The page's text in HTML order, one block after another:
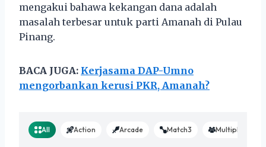
mengakui bahawa kekangan dana adalah
masalah terbesar untuk parti Amanah di Pulau
Pinang.
BACA JUGA: Kerjasama DAP-Umno
mengorbankan kerusi PKR, Amanah?